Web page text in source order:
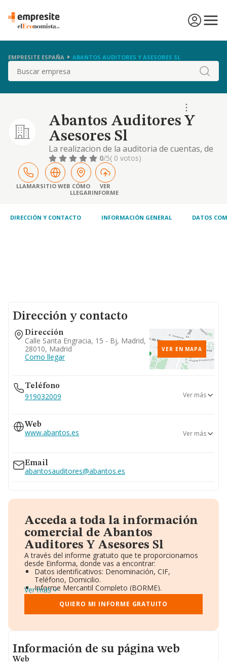
EMPRESITE ESPAÑA ABANTOS AUDITORES Y ASESORES SL
Buscar
Abantos Auditores Y
Asesores Sl
La realizacion de la auditoria de cuentas, de
acuerdo con la ley 19/1998 de auditoria de
cuentas, entendida esta en su mas amplio
sentido
0/5( 0 votos)
LLAMARSITIO WEB CÓMO
LLEGAR
VER
INFORME
DIRECCIÓN Y CONTACTO INFORMACIÓN GENERAL DATOS
Dirección y contacto
Dirección
Calle Santa Engracia, 15 - Bj, Madrid,
28010, Madrid
Como llegar
VER EN MAPA
Teléfono
919032009
915340270
Ver más
Web
www.abantos.es
www.com.es
Ver más
Email
abantosauditores@abantos.es
Acceda a toda la información
comercial de Abantos
Auditores Y Asesores Sl
A través del informe gratuito que te proporcionamos
desde Einforma, donde vas a encontrar:
Datos identificativos: Denominación, CIF,
Teléfono, Domicilio.
Informe Mercantil Completo (BORME).
Gráficos de Evolución Ventas y Empleados.
Consejo de Administración y Administradores.
Directivos y Ejecutivos.
Información oficial y registral complementaria.
Ver más
QUIERO MI INFORME GRATUITO
Informacion de su página web
Información de su página web
Web